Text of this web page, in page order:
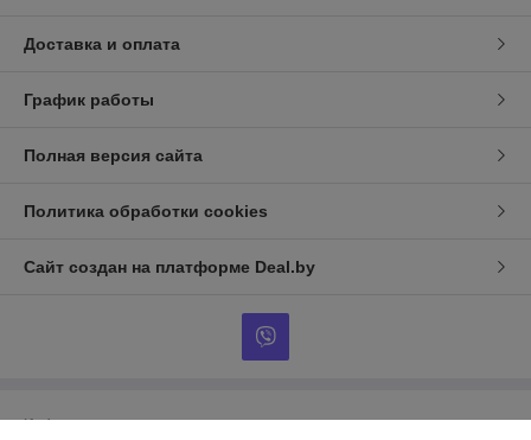
Доставка и оплата
График работы
Полная версия сайта
Политика обработки cookies
Сайт создан на платформе Deal.by
Информация для покупателя